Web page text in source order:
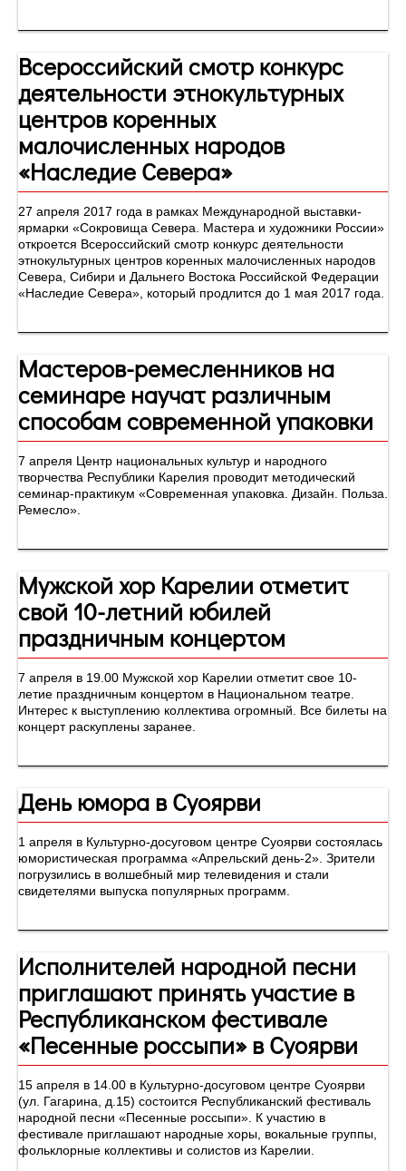
Всероссийский смотр конкурс
деятельности этнокультурных
центров коренных
малочисленных народов
«Наследие Севера»
27 апреля 2017 года в рамках Международной выставки-
ярмарки «Сокровища Севера. Мастера и художники России»
откроется Всероссийский смотр конкурс деятельности
этнокультурных центров коренных малочисленных народов
Севера, Сибири и Дальнего Востока Российской Федерации
«Наследие Севера», который продлится до 1 мая 2017 года.
Мастеров-ремесленников на
семинаре научат различным
способам современной упаковки
7 апреля Центр национальных культур и народного
творчества Республики Карелия проводит методический
семинар-практикум «Современная упаковка. Дизайн. Польза.
Ремесло».
Мужской хор Карелии отметит
свой 10-летний юбилей
праздничным концертом
7 апреля в 19.00 Мужской хор Карелии отметит свое 10-
летие праздничным концертом в Национальном театре.
Интерес к выступлению коллектива огромный. Все билеты на
концерт раскуплены заранее.
День юмора в Суоярви
1 апреля в Культурно-досуговом центре Суоярви состоялась
юмористическая программа «Апрельский день-2». Зрители
погрузились в волшебный мир телевидения и стали
свидетелями выпуска популярных программ.
Исполнителей народной песни
приглашают принять участие в
Республиканском фестивале
«Песенные россыпи» в Суоярви
15 апреля в 14.00 в Культурно-досуговом центре Суоярви
(ул. Гагарина, д.15) состоится Республиканский фестиваль
народной песни «Песенные россыпи». К участию в
фестивале приглашают народные хоры, вокальные группы,
фольклорные коллективы и солистов из Карелии.